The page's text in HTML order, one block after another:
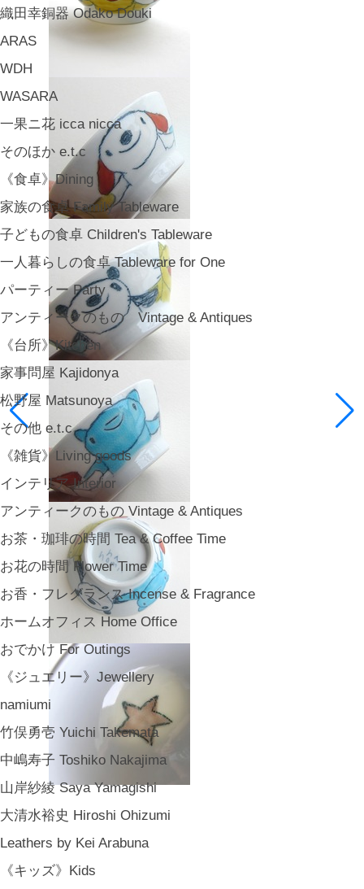
織田幸銅器 Odako Douki
ARAS
WDH
WASARA
一果ニ花 icca nicca
そのほか e.t.c
《食卓》Dining
家族の食卓 Family Tableware
子どもの食卓 Children's Tableware
一人暮らしの食卓 Tableware for One
パーティー Party
アンティークのもの Vintage & Antiques
《台所》Kitchen
家事問屋 Kajidonya
松野屋 Matsunoya
その他 e.t.c
《雑貨》Living goods
インテリア Interior
アンティークのもの Vintage & Antiques
お茶・珈琲の時間 Tea & Coffee Time
お花の時間 Flower Time
お香・フレグランス Incense & Fragrance
ホームオフィス Home Office
おでかけ For Outings
《ジュエリー》Jewellery
namiumi
竹俣勇壱 Yuichi Takemata
中嶋寿子 Toshiko Nakajima
山岸紗綾 Saya Yamagishi
大清水裕史 Hiroshi Ohizumi
Leathers by Kei Arabuna
《キッズ》Kids